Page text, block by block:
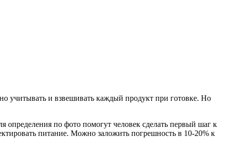
учитывать и взвешивать каждый продукт при готовке. Но
определения по фото помогут человек сделать первый шаг к
питание. Можно заложить погрешность в 10-20% к